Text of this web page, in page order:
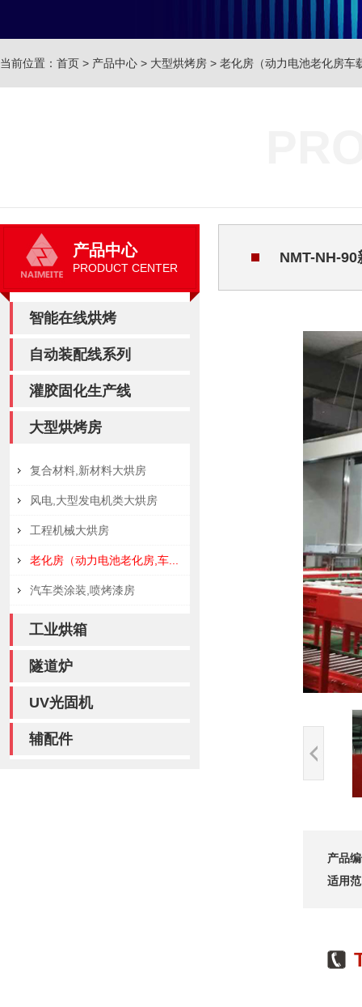
当前位置： 首页 > 产品中心 > 大型烘烤房 > 老化房（动力电池老化房车
产品中心
PRODUCT CENTER
智能在线烘烤
自动装配线系列
灌胶固化生产线
大型烘烤房
复合材料,新材料大烘房
风电,大型发电机类大烘房
工程机械大烘房
老化房（动力电池老化房,车...
汽车类涂装,喷烤漆房
工业烘箱
隧道炉
UV光固机
辅配件
NMT-NH-
产品
适用